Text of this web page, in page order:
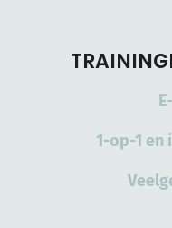
1-op-1